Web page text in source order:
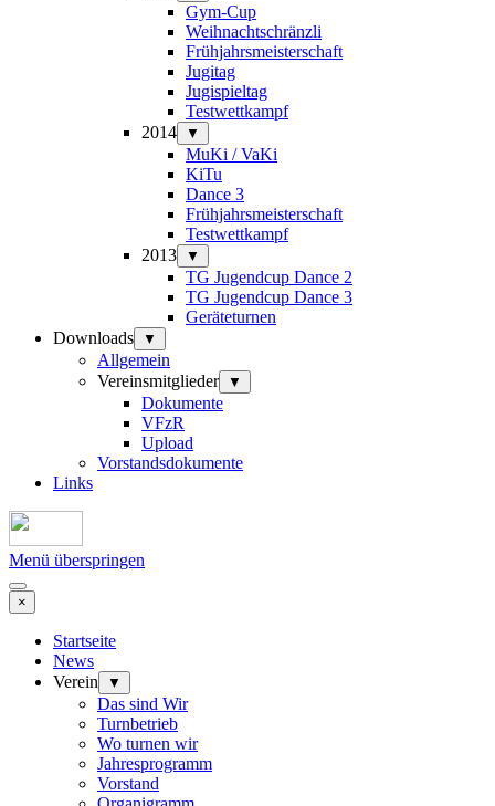
Gym-Cup
Weihnachtschränzli
Frühjahrsmeisterschaft
Jugitag
Jugispieltag
Testwettkampf
2014
▼
MuKi / VaKi
KiTu
Dance 3
Frühjahrsmeisterschaft
Testwettkampf
2013
▼
TG Jugendcup Dance 2
TG Jugendcup Dance 3
Geräteturnen
Downloads
▼
Allgemein
Vereinsmitglieder
▼
Dokumente
VFzR
Upload
Vorstandsdokumente
Links
Menü überspringen
×
Startseite
News
Verein
▼
Das sind Wir
Turnbetrieb
Wo turnen wir
Jahresprogramm
Vorstand